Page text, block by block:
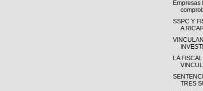
Empresas
SSPC Y
A
LA
TRES